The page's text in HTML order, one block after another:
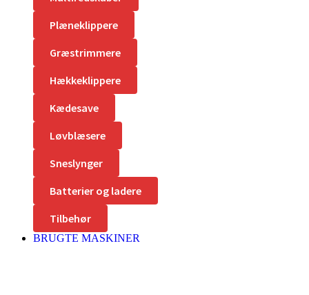
Plæneklippere
Græstrimmere
Hækkeklippere
Kædesave
Løvblæsere
Sneslynger
Batterier og ladere
Tilbehør
BRUGTE MASKINER